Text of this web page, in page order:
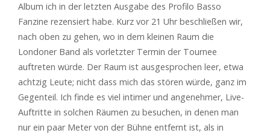
Album ich in der letzten Ausgabe des Profilo Basso
Fanzine rezensiert habe. Kurz vor 21 Uhr beschließen wir,
nach oben zu gehen, wo in dem kleinen Raum die
Londoner Band als vorletzter Termin der Tournee
auftreten würde. Der Raum ist ausgesprochen leer, etwa
achtzig Leute; nicht dass mich das stören würde, ganz im
Gegenteil. Ich finde es viel intimer und angenehmer, Live-
Auftritte in solchen Räumen zu besuchen, in denen man
nur ein paar Meter von der Bühne entfernt ist, als in